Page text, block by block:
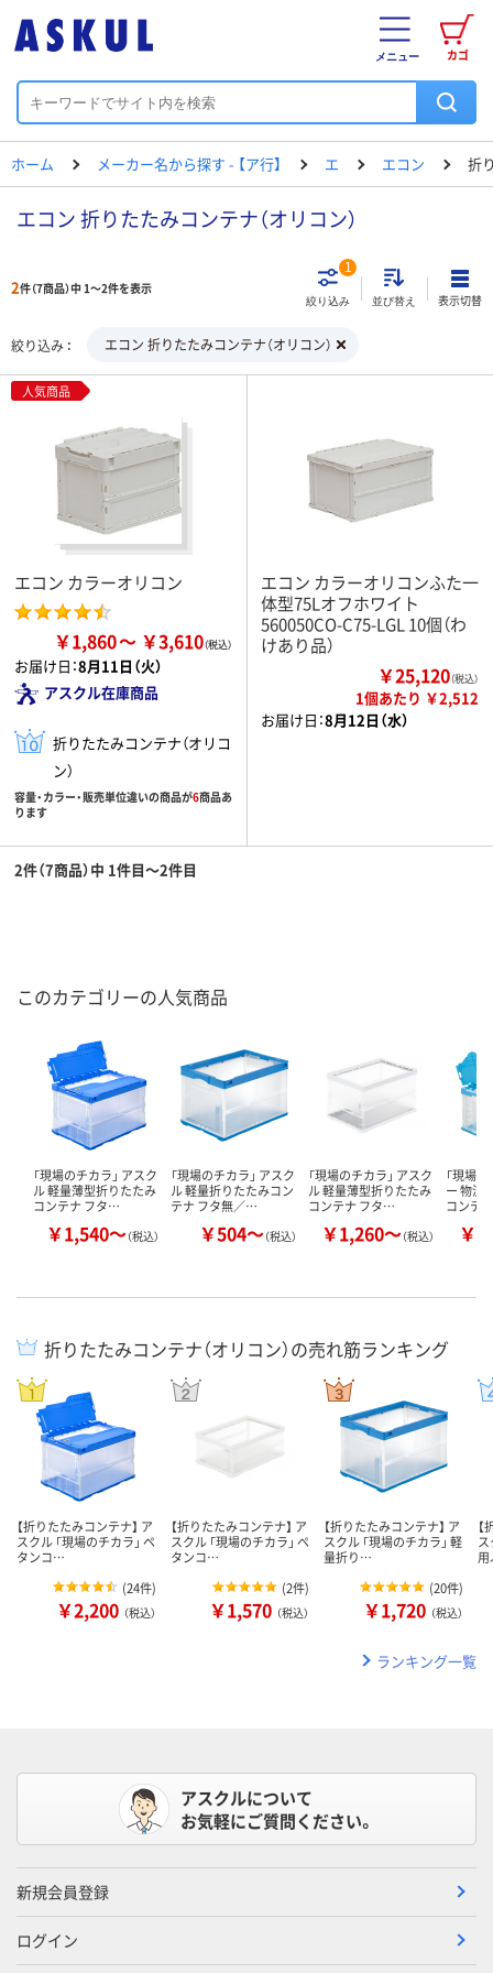
カゴ
メニュー
ホーム メーカー名から探す - 【ア行】 エ エコン 折
エコン 折りたたみコンテナ（オリコン）
2件（7商品）中 1～2件を表示
絞り込み
1
並び替え 表示切替
絞り込み エコン 折りたたみコンテナ（オリコン）
人気商品
エコン カラーオリコン
￥1,860 ￥3,610
お届け日：8月11日（火）
アスクル在庫商品
折りたたみコンテナ（オリコ
ン）
容量・カラー・販売単位違いの商品が6商品あ
ります
エコン カラーオリコンふた一
体型75Lオフホワイト
560050CO-C75-LGL 10個（わ
けあり品）
￥25,120（税込）
1個あたり ￥2,512
お届け日：8月12日（水）
2件（7商品）中 1件目～2件目
このカテゴリーの人気商品
「現場のチカラ」 アスク
ル 軽量薄型折りたたみ
コンテナ フタ…
￥1,540～（税込）
「現場のチカラ」 アスク
ル 軽量折りたたみコン
テナ フタ無／…
￥504～（税込）
「現場のチカラ」 アスク
ル 軽量薄型折りたたみ
コンテナ フタ…
￥1,260～（税込）
「現場
ー 物流
コンテ
￥
折りたたみコンテナ（オリコン）の売れ筋ランキング
【折りたたみコンテナ】 ア
スクル 「現場のチカラ」 ペ
タンコ…
(24件)
￥2,200 （税込）
【折りたたみコンテナ】 ア
スクル 「現場のチカラ」 ペ
タンコ…
(2件)
￥1,570 （税込）
【折りたたみコンテナ】 ア
スクル 「現場のチカラ」 軽
量折り…
(20件)
￥1,720 （税込）
ランキング一覧
アスクルについて
お気軽にご質問ください。
新規会員登録
ログイン